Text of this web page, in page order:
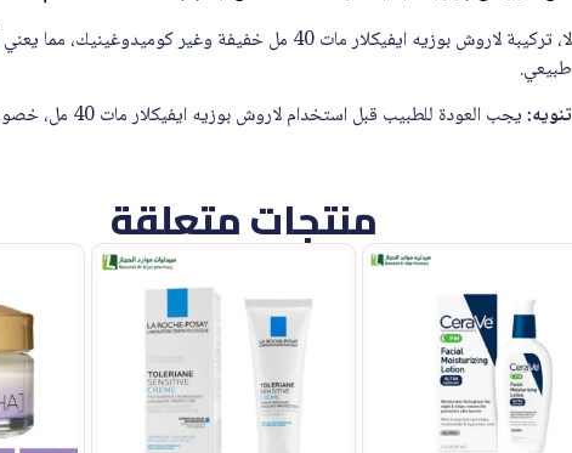
لا، تركيبة لاروش بوزيه ايفيكلار مات 40 مل خفيفة وغير
طبيعي.
تنويه:يجب العودة للطبيب قبل استخدام لاروش بوزيه ايفيكلار مات 40 مل، خصوصاً في حالة وجود حساسية أو مشاكل جلدية مزمنة.
منتجات متعلقة